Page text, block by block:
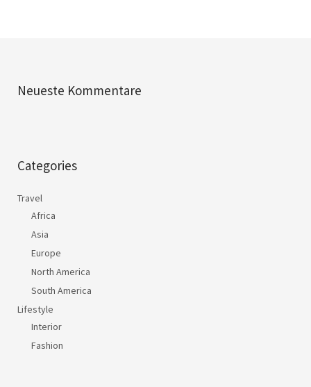
Neueste Kommentare
Categories
Travel
Africa
Asia
Europe
North America
South America
Lifestyle
Interior
Fashion